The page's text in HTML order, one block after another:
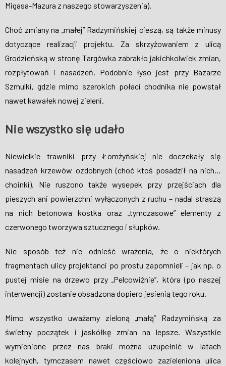
Migasa-Mazura z naszego stowarzyszenia).
Choć zmiany na „małej” Radzymińskiej cieszą, są także minusy
dotyczące realizacji projektu. Za skrzyżowaniem z ulicą
Grodzieńską w stronę Targówka zabrakło jakichkolwiek zmian,
rozpłytowań i nasadzeń. Podobnie łyso jest przy Bazarze
Szmulki, gdzie mimo szerokich połaci chodnika nie powstał
nawet kawałek nowej zieleni.
Nie wszystko się udało
Niewielkie trawniki przy Łomżyńskiej nie doczekały się
nasadzeń krzewów ozdobnych (choć ktoś posadził na nich…
choinki). Nie ruszono także wysepek przy przejściach dla
pieszych ani powierzchni wyłączonych z ruchu – nadal straszą
na nich betonowa kostka oraz „tymczasowe” elementy z
czerwonego tworzywa sztucznego i słupków.
Nie sposób też nie odnieść wrażenia, że o niektórych
fragmentach ulicy projektanci po prostu zapomnieli – jak np. o
pustej misie na drzewo przy „Pelcowiźnie”, która (po naszej
interwencji) zostanie obsadzona dopiero jesienią tego roku.
Mimo wszystko uważamy zieloną „małą” Radzymińską za
świetny początek i jaskółkę zmian na lepsze. Wszystkie
wymienione przez nas braki można uzupełnić w latach
kolejnych, tymczasem nawet częściowo zazieleniona ulica